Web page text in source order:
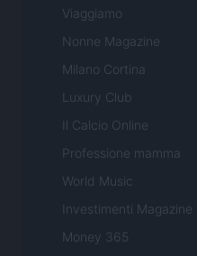
Viaggiamo
Nonne Magazine
Milano Cortina
Luxury Club
Il Calcio Online
Professione mamma
World Music
Investimenti Magazine
Money 365